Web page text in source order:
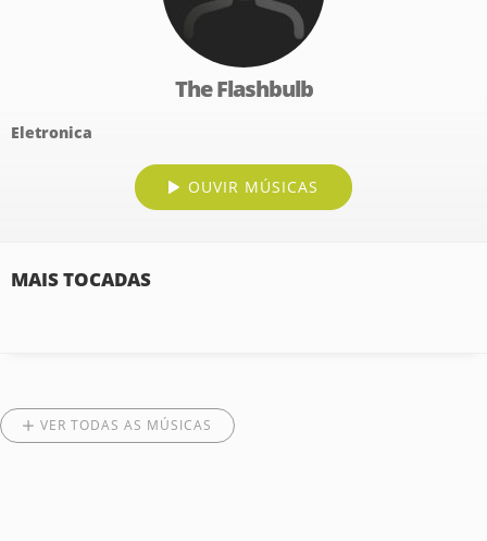
The Flashbulb
Eletronica
OUVIR MÚSICAS
MAIS TOCADAS
VER TODAS AS MÚSICAS